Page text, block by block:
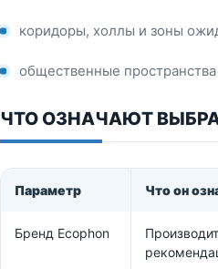
коридоры, холлы и зоны
общественные
ЧТО ОЗНАЧАЮТ
Параметр Что он
Бренд Ecophon